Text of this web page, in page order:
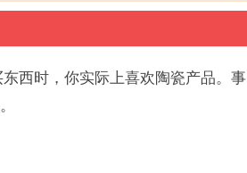
西时，你实际上喜欢陶瓷产品。事